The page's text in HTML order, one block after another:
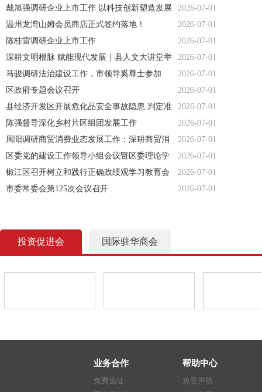
记 重要讲话重要指示精神
2026-07-01
戴旭强调研企业上市工作 以科技创新塑造发展
新优势 政企携手奋力跑出上市加速度
2026-07-01
温州龙湾山姆会员商店正式签约落地！
2026-07-01
陈桂雷调研企业上市工作
2026-07-01
深耕文明根脉 赋能现代发展｜县人文大讲堂举
行
2026-07-01
马骏调研法治建设工作，市领导奚尊士参加
2026-07-01
区政府专题会议召开
2026-07-01
县经济开发区开展危化品安全事故隐患 判定准
则专题解读培训
2026-07-01
陈强督导深化乡村片区组团发展工作
2026-07-01
周阳调研商贸消费业态发展工作：深耕商贸消
费新业态 激活市场发展新动能
2026-07-01
区委党的建设工作领导小组会议暨区委理论学
习中心组习近平党建思想专题学习会召开
2026-07-01
椒江区召开树立和践行正确政绩观学习教育会
2026-07-01
市委常委会第125次会议召开
投资促进会 国际驻华商会
业务合作
免费选址
帮助中心
免责声明